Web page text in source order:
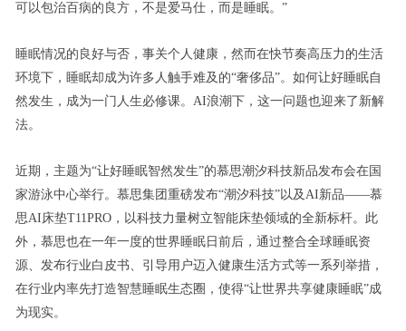
可以包治百病的良方，不是爱马仕，而是睡眠。”
睡眠情况的良好与否，事关个人健康，然而在快节奏高压力的生活
环境下，睡眠却成为许多人触手难及的“奢侈品”。如何让好睡眠自
然发生，成为一门人生必修课。AI浪潮下，这一问题也迎来了新解
法。
近期，主题为“让好睡眠智然发生”的慕思潮汐科技新品发布会在国
家游泳中心举行。慕思集团重磅发布“潮汐科技”以及AI新品——慕
思AI床垫T11PRO，以科技力量树立智能床垫领域的全新标杆。此
外，慕思也在一年一度的世界睡眠日前后，通过整合全球睡眠资
源、发布行业白皮书、引导用户迈入健康生活方式等一系列举措，
在行业内率先打造智慧睡眠生态圈，使得“让世界共享健康睡眠”成
为现实。